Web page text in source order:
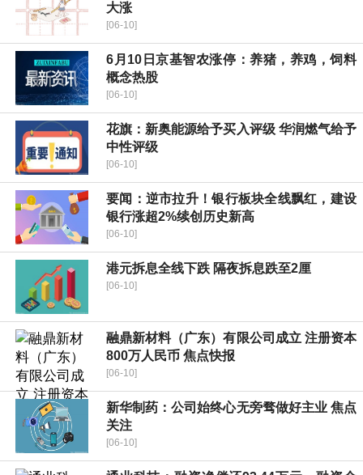
大涨
[06-10]
6月10日京基智农涨停：养猪，养鸡，饲料
概念热股
[06-10]
花旗：新奥能源给予买入评级 华润燃气给予
中性评级
[06-10]
要闻：逆市拉升！银行板块全线飘红，建设
银行涨超2%续创历史新高
[06-10]
港元拆息全线下跌 隔夜拆息跌至2厘
[06-10]
融鼎新材料（广东）有限公司成立 注册资本
800万人民币 焦点快报
[06-10]
新华制药：公司始终心无旁骛做好主业 焦点
关注
[06-10]